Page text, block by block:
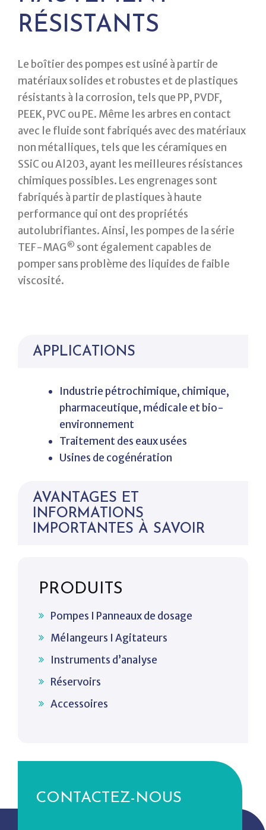
RÉSISTANTS
Le boîtier des pompes est usiné à partir de
matériaux solides et robustes et de plastiques
résistants à la corrosion, tels que PP, PVDF,
PEEK, PVC ou PE. Même les arbres en contact
avec le fluide sont fabriqués avec des matériaux
non métalliques, tels que les céramiques en
SSiC ou Al203, ayant les meilleures résistances
chimiques possibles. Les engrenages sont
fabriqués à partir de plastiques à haute
performance qui ont des propriétés
autolubrifiantes. Ainsi, les pompes de la série
TEF-MAG® sont également capables de
pomper sans problème des liquides de faible
viscosité.
APPLICATIONS
Industrie pétrochimique, chimique,
pharmaceutique, médicale et bio-
environnement
Traitement des eaux usées
Usines de cogénération
AVANTAGES ET
INFORMATIONS
IMPORTANTES À SAVOIR
PRODUITS
Pompes I Panneaux de dosage
Mélangeurs I Agitateurs
Instruments d’analyse
Réservoirs
Accessoires
CONTACTEZ-NOUS